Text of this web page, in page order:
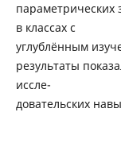
параметрических
в классах с
углублённым
результаты
иссле-
довательских